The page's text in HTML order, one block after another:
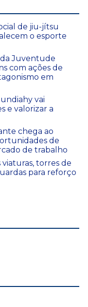
de jiu-jítsu
o esporte
da Juventude
com ações de
em
vai
e valorizar a
chega ao
de
de trabalho
torres de
para reforço